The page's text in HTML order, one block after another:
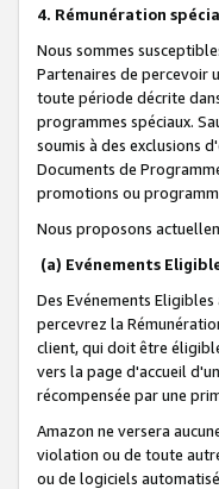
4. Rémunération
Nous sommes
Partenaires de percevoir
toute période décrite
programmes spéciaux.
soumis à des exclusions
Documents de
promotions ou
Nous proposons
(a) Evénements
Des Evénements
percevrez la
client, qui doit être
vers la page d'accueil
récompensée par une
Amazon ne versera
violation ou de toute
ou de logiciels